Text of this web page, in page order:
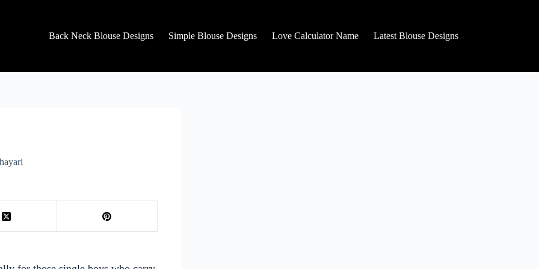
Back Neck Blouse Designs
Simple Blouse Designs Love Calculator Name Latest Blouse Designs